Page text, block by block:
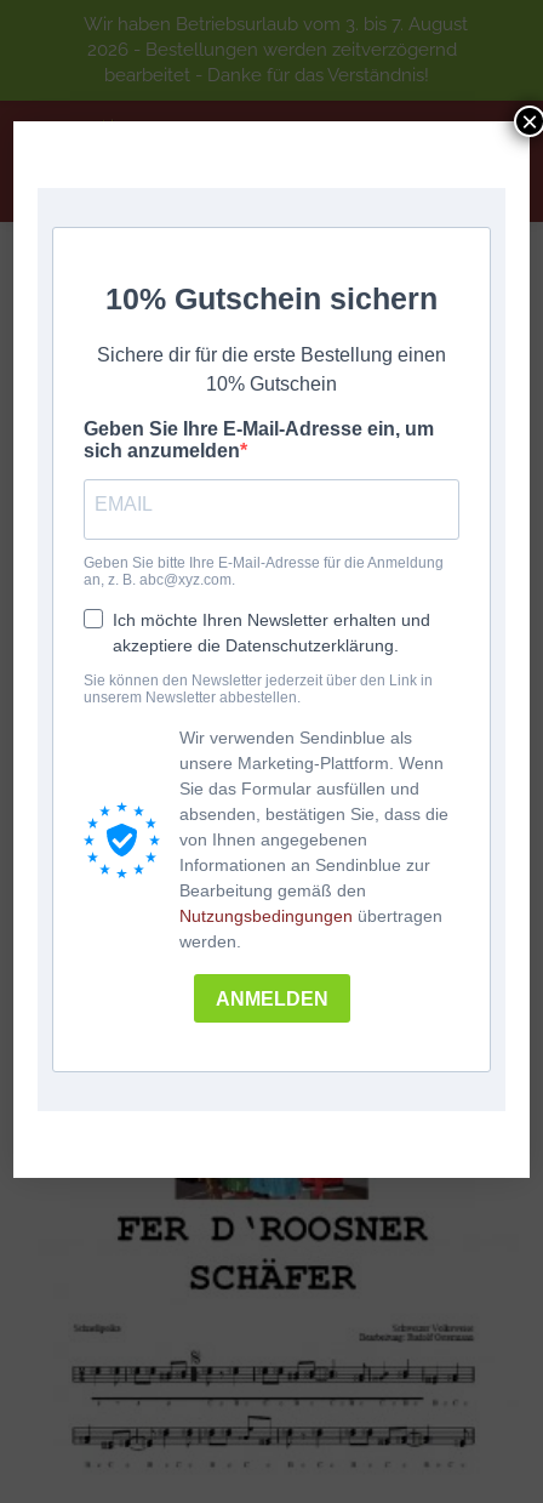
Ergebnisse 17 – 32 von 48 werden angezeigt
ENGLISCHER SCHIFFSJUNGENTANZ (Shanty)
In den Warenkorb
Wir haben Betriebsurlaub vom 3. bis 7. August
2026 - Bestellungen werden zeitverzögernd
bearbeitet - Danke für das Verständnis!
10% Gutschein sichern
Sichere dir für die erste Bestellung einen
10% Gutschein
Geben Sie Ihre E-Mail-Adresse ein, um
sich anzumelden
Geben Sie bitte Ihre E-Mail-Adresse für die Anmeldung
an, z. B. abc@xyz.com.
Ich möchte Ihren Newsletter erhalten und
akzeptiere die Datenschutzerklärung.
Sie können den Newsletter jederzeit über den Link in
unserem Newsletter abbestellen.
Wir verwenden Sendinblue als
unsere Marketing-Plattform. Wenn
Sie das Formular ausfüllen und
absenden, bestätigen Sie, dass die
von Ihnen angegebenen
Informationen an Sendinblue zur
Bearbeitung gemäß den
Nutzungsbedingungen übertragen
werden.
ANMELDEN
×